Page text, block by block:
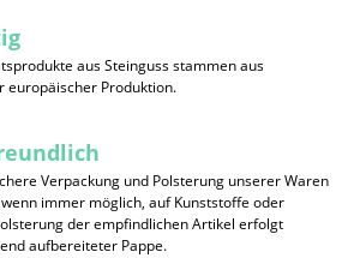
aus Steinguss stammen aus
europäischer Produktion.
Verpackung und Polsterung unserer Waren
immer möglich, auf Kunststoffe oder
der empfindlichen Artikel erfolgt
aufbereiteter Pappe.